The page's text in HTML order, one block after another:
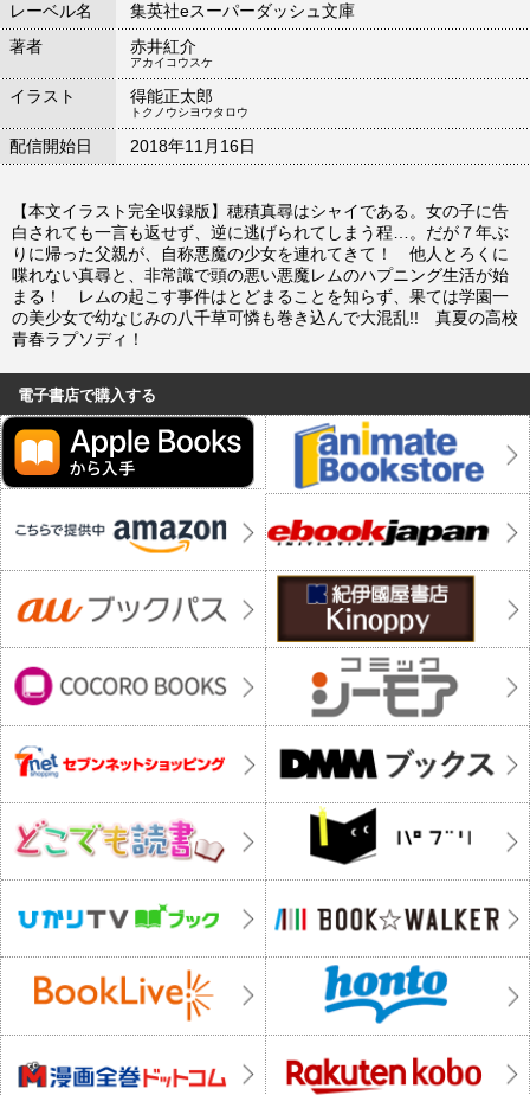
レーベル名
集英社eスーパーダッシュ文庫
著者
赤井紅介
アカイコウスケ
イラスト 得能正太郎
トクノウシヨウタロウ
配信開始日 2018年11月16日
【本文イラスト完全収録版】穂積真尋はシャイである。女の子に告
白されても一言も返せず、逆に逃げられてしまう程…。だが７年ぶ
りに帰った父親が、自称悪魔の少女を連れてきて！ 他人とろくに
喋れない真尋と、非常識で頭の悪い悪魔レムのハプニング生活が始
まる！ レムの起こす事件はとどまることを知らず、果ては学園一
の美少女で幼なじみの八千草可憐も巻き込んで大混乱!! 真夏の高校
青春ラプソディ！
電子書店で購入する